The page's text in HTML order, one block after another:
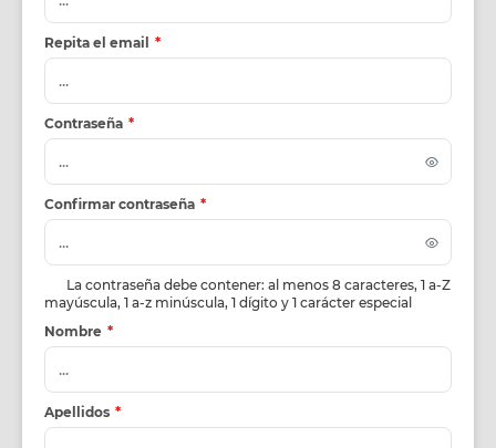
Repita el email *
Contraseña *
Confirmar contraseña *
La contraseña debe contener: al menos 8 caracteres, 1 a-Z
mayúscula, 1 a-z minúscula, 1 dígito y 1 carácter especial
Nombre *
Apellidos *